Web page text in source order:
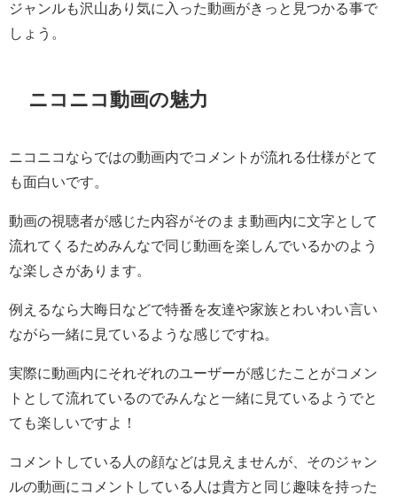
ジャンルも沢山あり気に入った動画がきっと見つかる事で
しょう。
ニコニコ動画の魅力
ニコニコならではの動画内でコメントが流れる仕様がとて
も面白いです。
動画の視聴者が感じた内容がそのまま動画内に文字として
流れてくるためみんなで同じ動画を楽しんでいるかのよう
な楽しさがあります。
例えるなら大晦日などで特番を友達や家族とわいわい言い
ながら一緒に見ているような感じですね。
実際に動画内にそれぞれのユーザーが感じたことがコメン
トとして流れているのでみんなと一緒に見ているようでと
ても楽しいですよ！
コメントしている人の顔などは見えませんが、そのジャン
ルの動画にコメントしている人は貴方と同じ趣味を持った